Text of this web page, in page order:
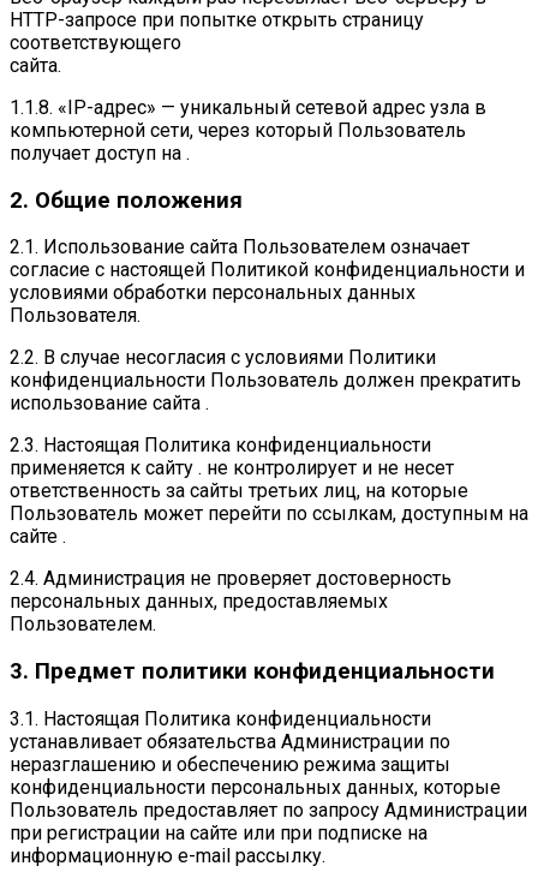
HTTP-запросе при попытке открыть страницу
соответствующего
сайта.
1.1.8. «IP-адрес» — уникальный сетевой адрес узла в
компьютерной сети, через который Пользователь
получает доступ на .
2. Общие положения
2.1. Использование сайта Пользователем означает
согласие с настоящей Политикой конфиденциальности и
условиями обработки персональных данных
Пользователя.
2.2. В случае несогласия с условиями Политики
конфиденциальности Пользователь должен прекратить
использование сайта .
2.3. Настоящая Политика конфиденциальности
применяется к сайту . не контролирует и не несет
ответственность за сайты третьих лиц, на которые
Пользователь может перейти по ссылкам, доступным на
сайте .
2.4. Администрация не проверяет достоверность
персональных данных, предоставляемых
Пользователем.
3. Предмет политики конфиденциальности
3.1. Настоящая Политика конфиденциальности
устанавливает обязательства Администрации по
неразглашению и обеспечению режима защиты
конфиденциальности персональных данных, которые
Пользователь предоставляет по запросу Администрации
при регистрации на сайте или при подписке на
информационную e-mail рассылку.